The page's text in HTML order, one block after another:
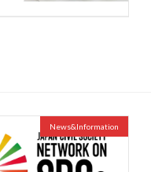
News&Information